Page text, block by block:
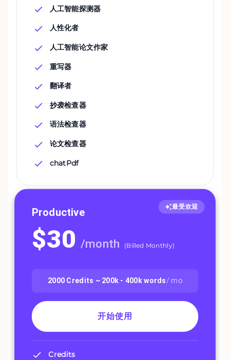
人工智能探测器
人性化者
人工智能论文作家
重写器
翻译者
抄袭检查器
语法检查器
论文检查器
chatPdf
最受欢迎
Productive
$30 /month (Billed Monthly)
2000 Credits ~ 200k - 400kwords/ mo
开始使用
Credits